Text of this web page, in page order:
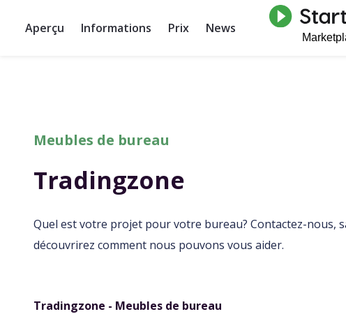
Aperçu Informations Prix News
Meubles de bureau
Tradingzone
Quel est votre projet pour votre bureau? Contactez-nous,
découvrirez comment nous pouvons vous aider.
Tradingzone - Meubles de bureau